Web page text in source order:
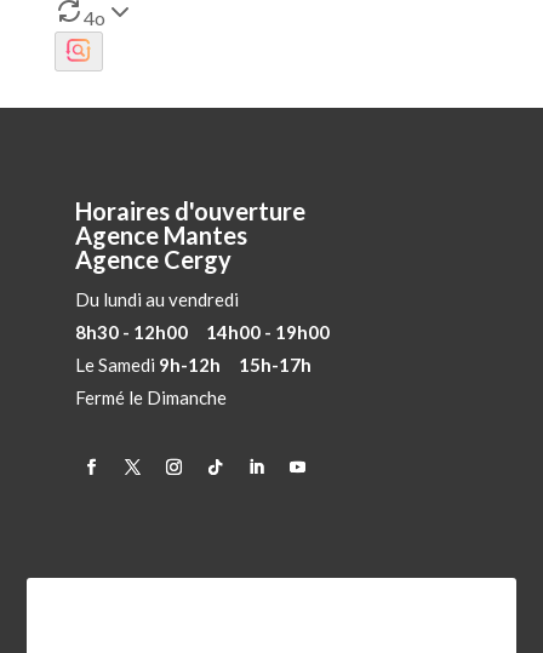
4o
Horaires d'ouverture
Agence Mantes
Agence Cergy
Du lundi au vendredi
8h30 - 12h00 14h00 - 19h00
Le Samedi 9h-12h 15h-17h
Fermé le Dimanche